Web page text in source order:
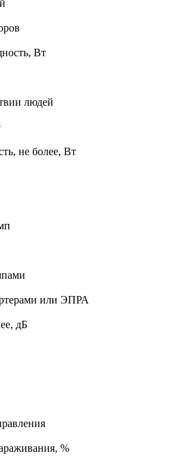
Вт
людей
не более, Вт
или ЭПРА
дБ
%